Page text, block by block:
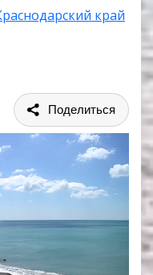
край
Поделиться